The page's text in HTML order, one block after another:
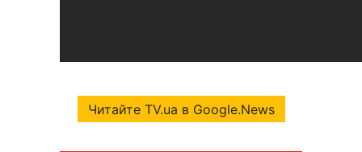
Читайте TV.ua в Google.News